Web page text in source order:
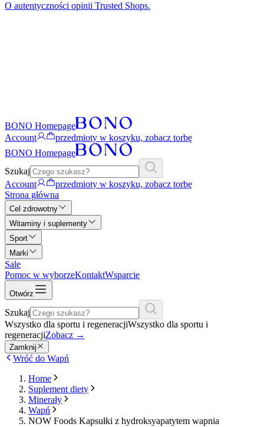
O autentyczności opinii Trusted Shops.
BONO Homepage
Account
przedmioty w koszyku, zobacz torbę
BONO Homepage
Szukaj
Account
przedmioty w koszyku, zobacz torbę
Strona główna
Cel zdrowotny
Witaminy i suplementy
Sport
Marki
Sale
Pomoc w wyborzeKontaktWsparcie
Otwórz
Szukaj
Wszystko dla sportu i regeneracjiWszystko dla sportu i
regeneracjiZobacz →
Zamknij
Wróć do Wapń
Home
Suplement diety
Minerały
Wapń
NOW Foods Kapsułki z hydroksyapatytem wapnia